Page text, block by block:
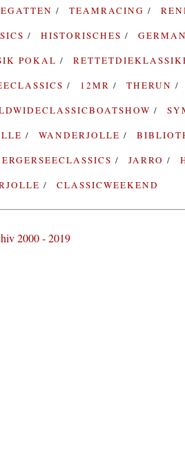
TEAMRACING
HISTORISCHES
POKAL
12MR THERUN
WANDERJOLLE
JARRO
CLASSICWEEKEND
2000 - 2019